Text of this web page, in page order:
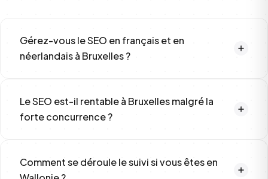
Gérez-vous le SEO en français et en
néerlandais à Bruxelles ?
nécessitant une optimisation en néerlandais, on collabore
avec des partenaires natifs pour garantir la qualité du
Le SEO est-il rentable à Bruxelles malgré la
forte concurrence ?
volumes de recherche. La clé est de cibler les bons mots-
clés locaux et de longue traîne où la concurrence est
Comment se déroule le suivi si vous êtes en